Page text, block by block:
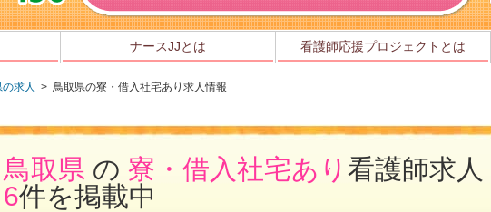
ナースJJとは 看護師応援プロジェクトとは
求人 > 鳥取県の寮・借入社宅あり求人情報
鳥取県 の 寮・借入社宅あり 看護師求人
6件を掲載中